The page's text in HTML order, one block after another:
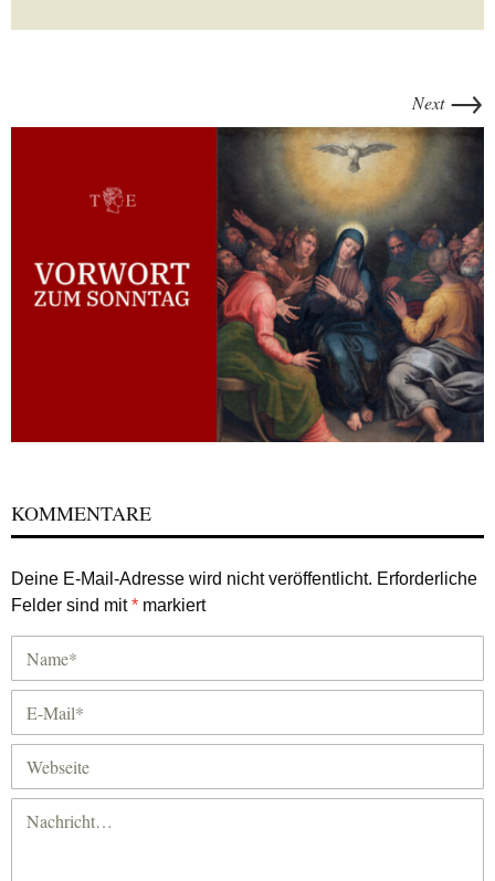
Next →
KOMMENTARE
Deine E-Mail-Adresse wird nicht veröffentlicht. Erforderliche
Felder sind mit* markiert